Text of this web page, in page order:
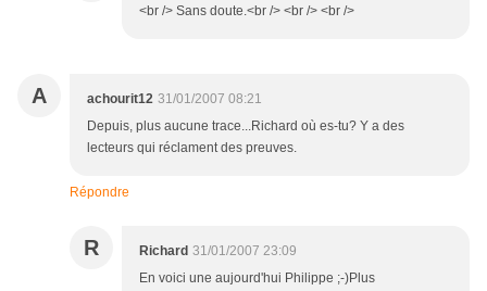
<br /> Sans doute.<br /> <br /> <br />
A achourit12 31/01/2007 08:21
Depuis, plus aucune trace...Richard où es-tu? Y a des
lecteurs qui réclament des preuves.
Répondre
R Richard 31/01/2007 23:09
En voici une aujourd'hui Philippe ;-)Plus